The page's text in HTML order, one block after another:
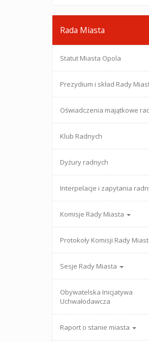
Rada Miasta
Statut Miasta Opola
Prezydium i skład Rady
Oświadczenia majątkowe
Klub Radnych
Dyżury radnych
Interpelacje i zapytania
Komisje Rady Miasta
Protokoły Komisji Rady
Sesje Rady Miasta
Obywatelska Inicjatywa
Uchwałodawcza
Raport o stanie miasta